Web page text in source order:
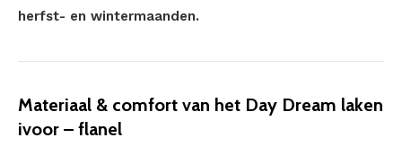
herfst- en wintermaanden.
Materiaal & comfort van het Day Dream laken
ivoor – flanel